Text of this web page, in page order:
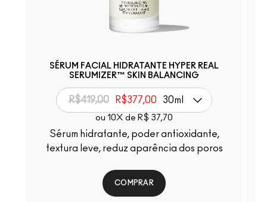
SÉRUM FACIAL HIDRATANTE HYPER REAL
SERUMIZER™ SKIN BALANCING
R$419,00 R$377,00 30ml
ou 10X de R$ 37,70
Sérum hidratante, poder antioxidante,
textura leve, reduz aparência dos poros
COMPRAR